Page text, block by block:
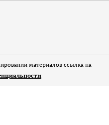
материалов ссылка на